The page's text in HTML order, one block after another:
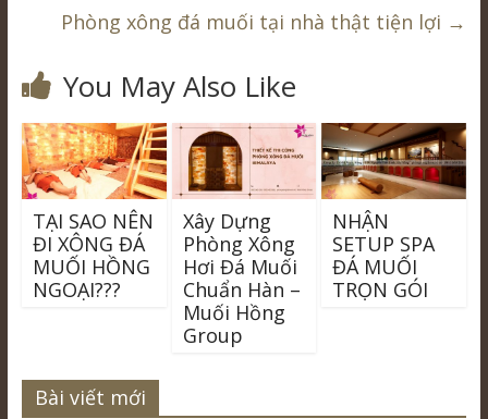
Phòng xông đá muối tại nhà thật tiện lợi →
You May Also Like
TẠI SAO NÊN
ĐI XÔNG ĐÁ
MUỐI HỒNG
NGOẠI???
Xây Dựng
Phòng Xông
Hơi Đá Muối
Chuẩn Hàn –
Muối Hồng
Group
NHẬN
SETUP SPA
ĐÁ MUỐI
TRỌN GÓI
Bài viết mới